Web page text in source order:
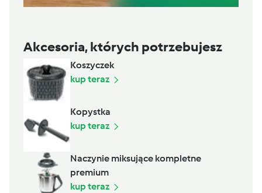
Akcesoria, których potrzebujesz
Koszyczek
kup teraz
Kopystka
kup teraz
Naczynie miksujące kompletne
premium
kup teraz